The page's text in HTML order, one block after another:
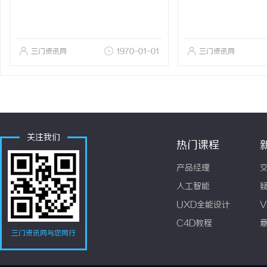
三门资讯网 1970-01-01 三门资讯网
关注我们
三门资讯网与您同行
热门课程
产品经理
人工智能
UXD全能设计
C4D教程